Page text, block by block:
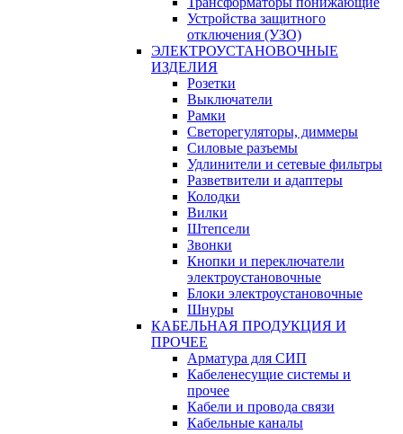
Устройства защитного
отключения (УЗО)
ЭЛЕКТРОУСТАНОВОЧНЫЕ
ИЗДЕЛИЯ
Розетки
Выключатели
Рамки
Светорегуляторы, диммеры
Силовые разъемы
Удлинители и сетевые фильтры
Разветвители и адаптеры
Колодки
Вилки
Штепсели
Звонки
Кнопки и переключатели
электроустановочные
Блоки электроустановочные
Шнуры
КАБЕЛЬНАЯ ПРОДУКЦИЯ И
ПРОЧЕЕ
Арматура для СИП
Кабеленесущие системы и
прочее
Кабели и провода связи
Кабельные каналы